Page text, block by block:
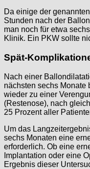
Da einige der
Stunden nach der
man noch für etwa
Klinik. Ein PKW sollte
Spät-
Nach einer
nächsten sechs Monate
wieder zu einer
(Restenose), nach
25 Prozent aller
Um das
sechs Monaten eine
erforderlich. Ob eine
Implantation oder eine
Ergebnis dieser